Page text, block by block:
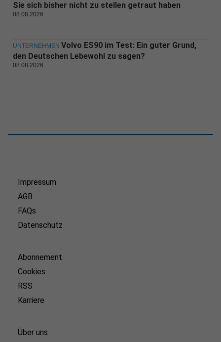
Sie sich bisher nicht zu stellen getraut haben
08.08.2026
UNTERNEHMEN Volvo ES90 im Test: Ein guter Grund,
den Deutschen Lebewohl zu sagen?
08.08.2026
Impressum
AGB
FAQs
Datenschutz
Abonnement
Cookies
RSS
Karriere
Über uns